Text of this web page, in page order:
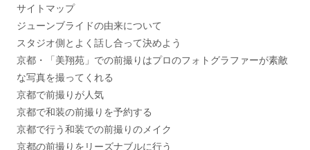
サイトマップ
ジューンブライドの由来について
スタジオ側とよく話し合って決めよう
京都・「美翔苑」での前撮りはプロのフォトグラファーが素敵
な写真を撮ってくれる
京都で前撮りが人気
京都で和装の前撮りを予約する
京都で行う和装での前撮りのメイク
京都の前撮りをリーズナブルに行う